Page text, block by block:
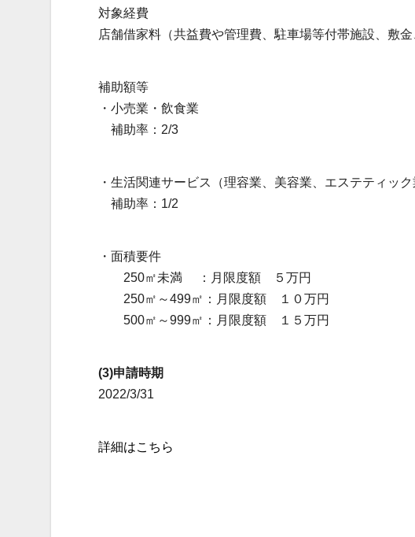
対象経費
店舗借家料（共益費や管理費、駐車場等付帯施設、敷金
補助額等
・小売業・飲食業
補助率：2/3
・生活関連サービス（理容業、美容業、エステティッ
補助率：1/2
・面積要件
250㎡未満 ：月限度額 ５万円
250㎡～499㎡：月限度額 １０万円
500㎡～999㎡：月限度額 １５万円
(3)申請時期
2022/3/31
詳細はこちら